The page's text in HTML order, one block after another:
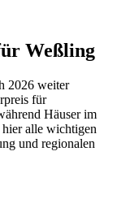
Weßling
2026 weiter
für
Häuser im
hier alle wichtigen
und regionalen